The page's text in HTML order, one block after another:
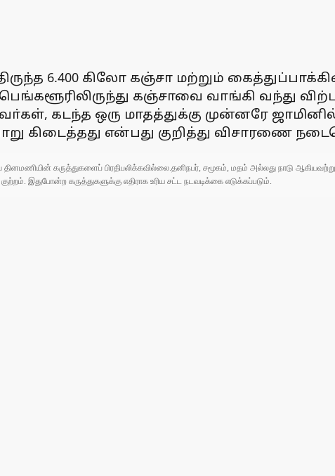
6.400 கிலோ கஞ்சா மற்றும்
கஞ்சாவை வாங்கி வந்து
கடந்த ஒரு மாதத்துக்கு முன்னரே
கிடைத்தது என்பது குறித்து விசாரணை
தினமணியின் கருத்துகளைப் பிரதிபலிக்கவில்லை.தனிநபர், சமூகம், மதம் அல்லது நாடு
இதுபோன்ற கருத்துகளுக்கு எதிராக உரிய சட்ட நடவடிக்கை எடுக்கப்படும்.